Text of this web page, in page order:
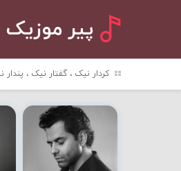
پیر موزیک
کردار نیک ، گفتار نیک ، پندار